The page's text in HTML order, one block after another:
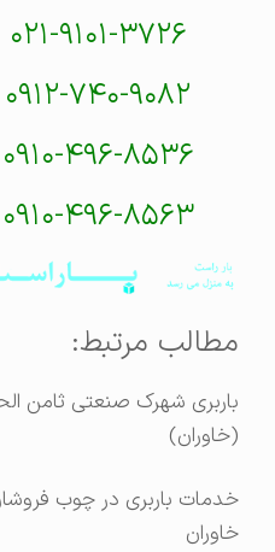
۰۲۱-۹۱۰۱-۳۷۲۶
۰۹۱۲-۷۴۰-۹۰۸۲
۰۹۱۰-۴۹۶-۸۵۳۶
۰۹۱۰-۴۹۶-۸۵۶۳
مطالب مرتبط:
باربری شهرک صنعتی ثامن الحجج
(خاوران)
خدمات باربری در چوب فروشان
خاوران